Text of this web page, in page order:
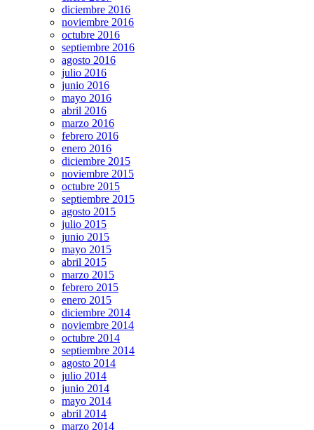
diciembre 2016
noviembre 2016
octubre 2016
septiembre 2016
agosto 2016
julio 2016
junio 2016
mayo 2016
abril 2016
marzo 2016
febrero 2016
enero 2016
diciembre 2015
noviembre 2015
octubre 2015
septiembre 2015
agosto 2015
julio 2015
junio 2015
mayo 2015
abril 2015
marzo 2015
febrero 2015
enero 2015
diciembre 2014
noviembre 2014
octubre 2014
septiembre 2014
agosto 2014
julio 2014
junio 2014
mayo 2014
abril 2014
marzo 2014